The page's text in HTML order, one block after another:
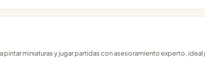
pintar miniaturas y jugar partidas con asesoramiento experto, ideal